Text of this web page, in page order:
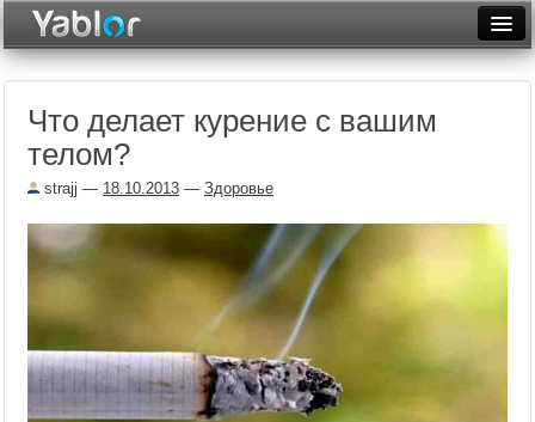
Неделя
Архив
Фототоп
Видеотоп
Что делает курение с вашим
телом?
strajj — 18.10.2013 — Здоровье